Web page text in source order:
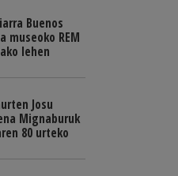
Buenos
museoko REM
lehen
Josu
Mignaburuk
80 urteko